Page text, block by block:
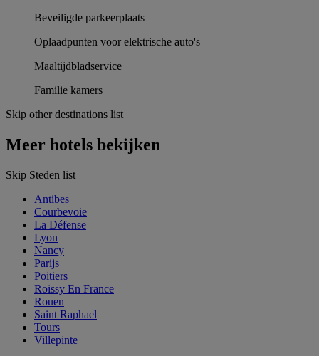
Beveiligde parkeerplaats
Oplaadpunten voor elektrische auto's
Maaltijdbladservice
Familie kamers
Skip other destinations list
Meer hotels bekijken
Skip Steden list
Antibes
Courbevoie
La Défense
Lyon
Nancy
Parijs
Poitiers
Roissy En France
Rouen
Saint Raphael
Tours
Villepinte